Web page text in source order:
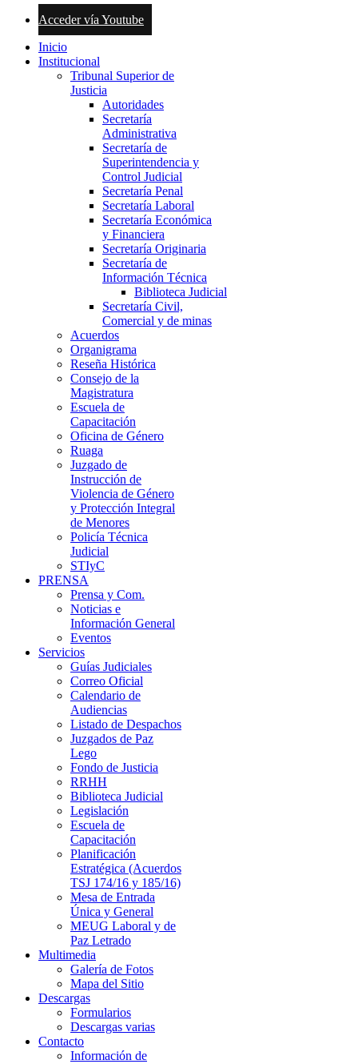
Acceder vía Youtube
Inicio
Institucional
Tribunal Superior de
Justicia
Autoridades
Secretaría
Administrativa
Secretaría de
Superintendencia y
Control Judicial
Secretaría Penal
Secretaría Laboral
Secretaría Económica
y Financiera
Secretaría Originaria
Secretaría de
Información Técnica
Biblioteca Judicial
Secretaría Civil,
Comercial y de minas
Acuerdos
Organigrama
Reseña Histórica
Consejo de la
Magistratura
Escuela de
Capacitación
Oficina de Género
Ruaga
Juzgado de
Instrucción de
Violencia de Género
y Protección Integral
de Menores
Policía Técnica
Judicial
STIyC
PRENSA
Prensa y Com.
Noticias e
Información General
Eventos
Servicios
Guías Judiciales
Correo Oficial
Calendario de
Audiencias
Listado de Despachos
Juzgados de Paz
Lego
Fondo de Justicia
RRHH
Biblioteca Judicial
Legislación
Escuela de
Capacitación
Planificación
Estratégica (Acuerdos
TSJ 174/16 y 185/16)
Mesa de Entrada
Única y General
MEUG Laboral y de
Paz Letrado
Multimedia
Galería de Fotos
Mapa del Sitio
Descargas
Formularios
Descargas varias
Contacto
Información de